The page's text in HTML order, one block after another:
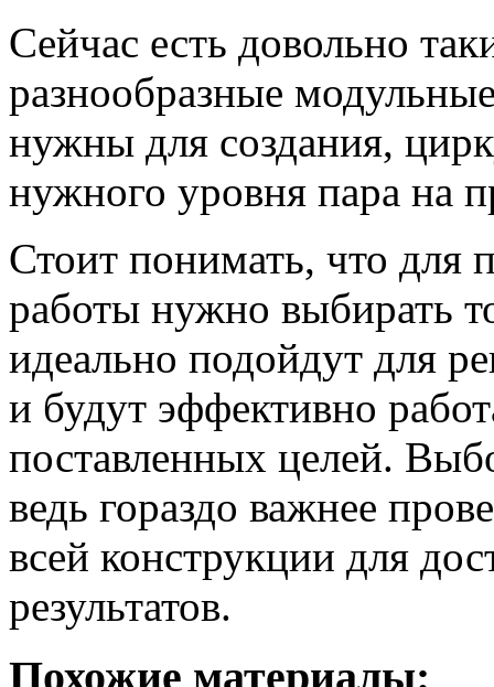
Сейчас есть довольно
разнообразные
нужны для создания,
нужного уровня пара на
Стоит понимать, что для
работы нужно выбирать
идеально подойдут для
и будут эффективно
поставленных целей.
ведь гораздо важнее
всей конструкции для
результатов.
Похожие материалы: